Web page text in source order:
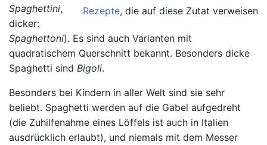
Rezepte, die auf diese Zutat verweisen.
Spaghettini,
dicker:
Spaghettoni). Es sind auch Varianten mit
quadratischem Querschnitt bekannt. Besonders dicke
Spaghetti sind Bigoli.
Besonders bei Kindern in aller Welt sind sie sehr
beliebt. Spaghetti werden auf die Gabel aufgedreht
(die Zuhilfenahme eines Löffels ist auch in Italien
ausdrücklich erlaubt), und niemals mit dem Messer